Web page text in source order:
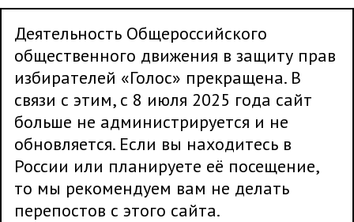
Деятельность Общероссийского
общественного движения в защиту прав
избирателей «Голос» прекращена. В
связи с этим, с 8 июля 2025 года сайт
больше не администрируется и не
обновляется. Если вы находитесь в
России или планируете её посещение,
то мы рекомендуем вам не делать
перепостов с этого сайта.